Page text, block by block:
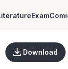
Exam
Download